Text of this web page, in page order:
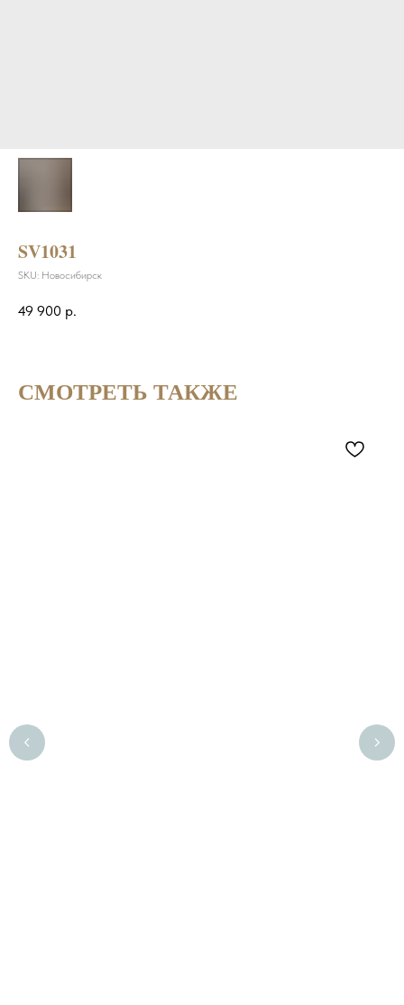
SV1031
SKU: Новосибирск
49 900 р.
СМОТРЕТЬ ТАКЖЕ